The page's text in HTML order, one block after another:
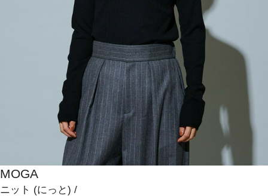
MOGA
ニット (にっと) /